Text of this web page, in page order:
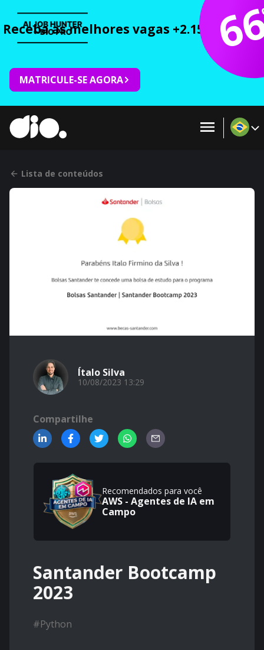
Receba as melhores vagas +2.150 cursos
MATRICULE-SE AGORA
Lista de conteúdos
Ítalo Silva
10/08/2023 13:29
Compartilhe
Recomendados para você
AWS - Agentes de IA em
Campo
Santander Bootcamp
2023
#Python